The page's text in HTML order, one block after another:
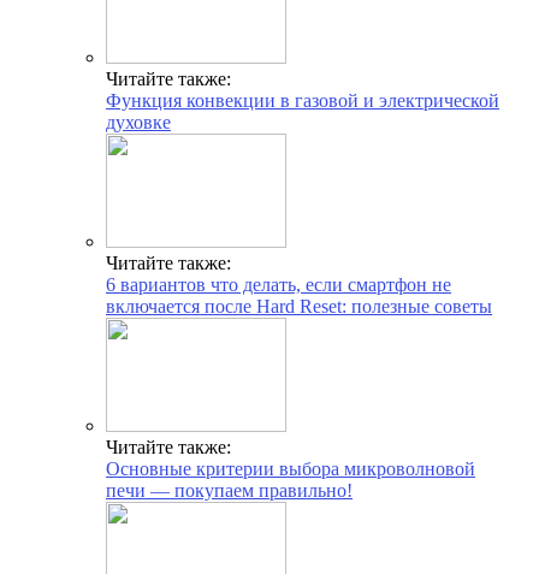
Читайте также:
Функция конвекции в газовой и электрической
духовке
Читайте также:
6 вариантов что делать, если смартфон не
включается после Hard Reset: полезные советы
Читайте также:
Основные критерии выбора микроволновой
печи — покупаем правильно!